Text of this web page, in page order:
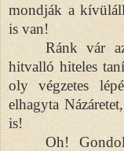
mondják a
is van!
Ránk vár
hitvalló hiteles
oly végzetes
elhagyta
is!
Oh!